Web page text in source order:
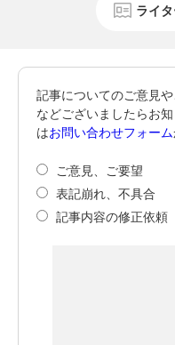
ライ
記事についてのご意見
などございましたらお
はお問い合わせフォーム
ご意見、ご要望
表記崩れ、不具合
記事内容の修正依頼